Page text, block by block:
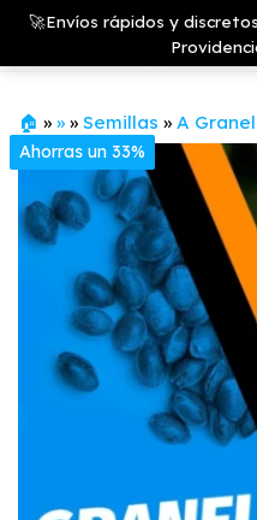
Saltar
contenido
🚀Envíos rápidos y
🏠 » » » Semillas » A Granel
Ahorras un 33%